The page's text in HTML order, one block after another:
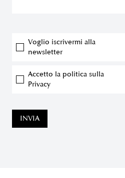
Voglio iscrivermi alla
newsletter
Accetto la politica sulla
Privacy
INVIA